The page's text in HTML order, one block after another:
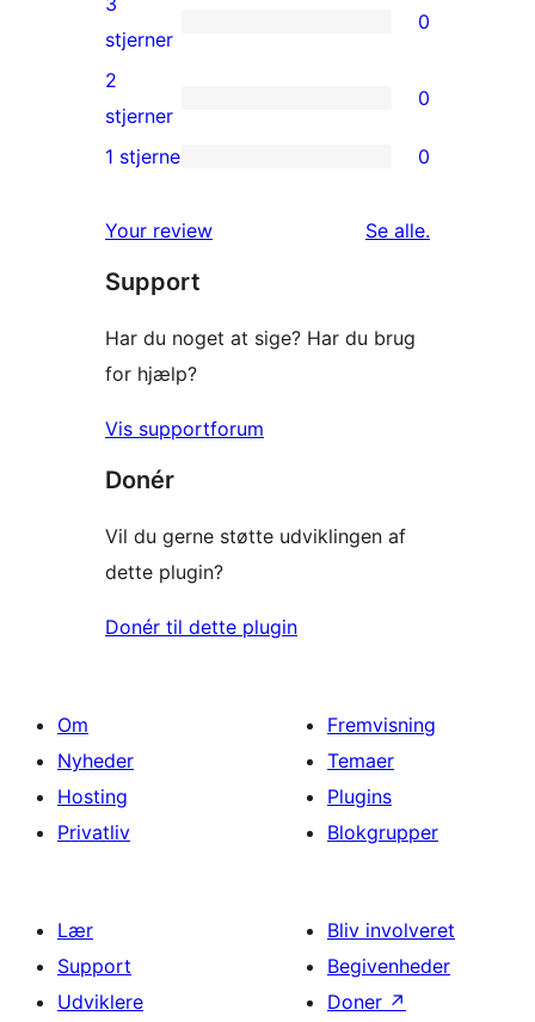
stjernet
anmeldelser
0
3-
stjernet
anmeldelser
stjerner
0
0
2-
anmeldelser
2
stjerner
0
stjernet
anmeldelser
1 stjerne 0
Your review Se alleanmeldelser
.
Support
Har du noget at sige? Har du brug
for hjælp?
Vis supportforum
Donér
Vil du gerne støtte udviklingen af
dette plugin?
Donér til dette plugin
Om
Nyheder
Hosting
Privatliv
Fremvisning
Temaer
Plugins
Blokgrupper
Lær
Support
Udviklere
Bliv involveret
Begivenheder
Doner ↗